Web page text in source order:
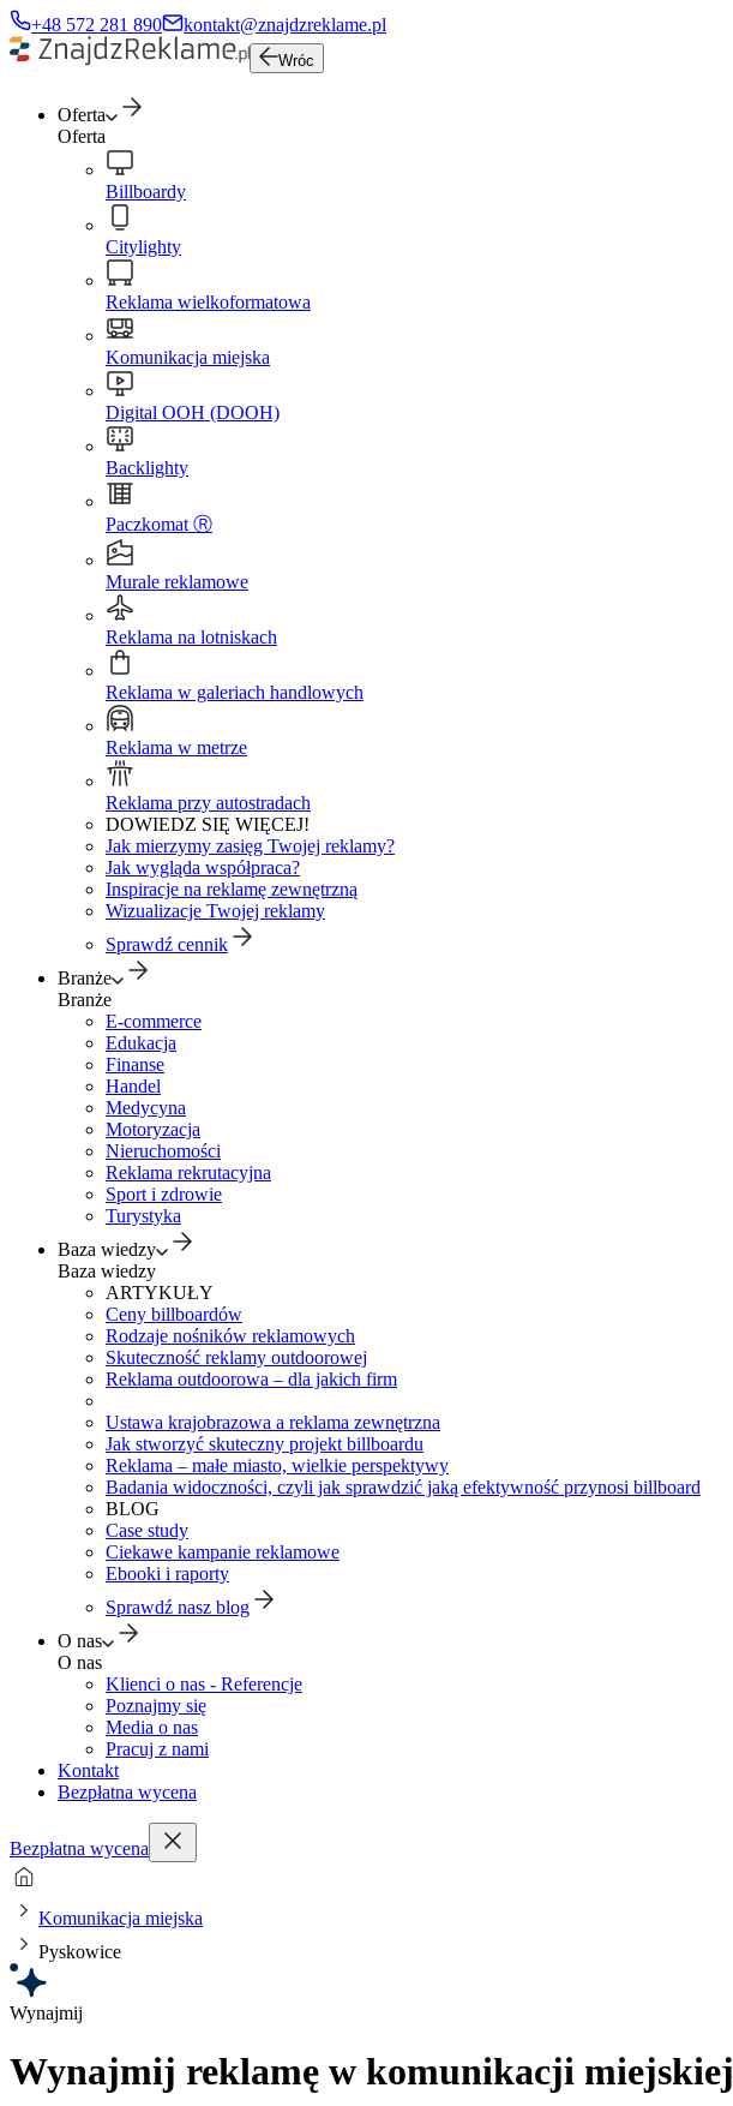
+48 572 281 890 kontakt@znajdzreklame.pl
Wróc
Oferta
Oferta
Billboardy
Citylighty
Reklama wielkoformatowa
Komunikacja miejska
Digital OOH (DOOH)
Backlighty
Paczkomat Ⓡ
Murale reklamowe
Reklama na lotniskach
Reklama w galeriach handlowych
Reklama w metrze
Reklama przy autostradach
DOWIEDZ SIĘ WIĘCEJ!
Jak mierzymy zasięg Twojej reklamy?
Jak wygląda współpraca?
Inspiracje na reklamę zewnętrzną
Wizualizacje Twojej reklamy
Sprawdź cennik
Branże
Branże
E-commerce
Edukacja
Finanse
Handel
Medycyna
Motoryzacja
Nieruchomości
Reklama rekrutacyjna
Sport i zdrowie
Turystyka
Baza wiedzy
Baza wiedzy
ARTYKUŁY
Ceny billboardów
Rodzaje nośników reklamowych
Skuteczność reklamy outdoorowej
Reklama outdoorowa – dla jakich firm
Ustawa krajobrazowa a reklama zewnętrzna
Jak stworzyć skuteczny projekt billboardu
Reklama – małe miasto, wielkie perspektywy
Badania widoczności, czyli jak sprawdzić jaką efektywność przynosi billboard
BLOG
Case study
Ciekawe kampanie reklamowe
Ebooki i raporty
Sprawdź nasz blog
O nas
O nas
Klienci o nas - Referencje
Poznajmy się
Media o nas
Pracuj z nami
Kontakt
Bezpłatna wycena
Bezpłatna wycena
Komunikacja miejska
Pyskowice
Wynajmij
Wynajmij reklamę w komunikacji miejskiej